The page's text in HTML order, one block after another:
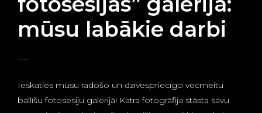
mūsu labākie darbi
Ieskaties mūsu radošo un dzīvespriecīgo vecmeitu
ballīšu fotosesiju galerijā! Katra fotogrāfija stāsta savu